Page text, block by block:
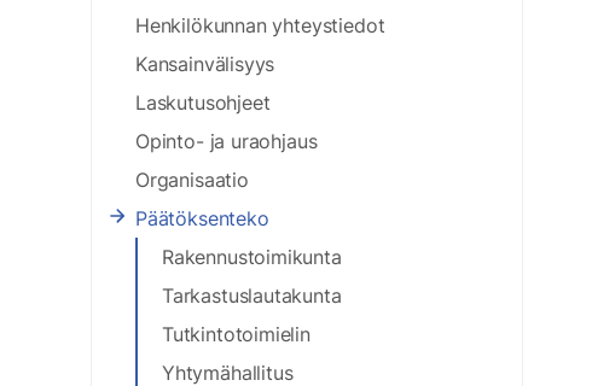
Henkilökunnan yhteystiedot
Kansainvälisyys
Laskutusohjeet
Opinto- ja uraohjaus
Organisaatio
Päätöksenteko
Rakennustoimikunta
Tarkastuslautakunta
Tutkintotoimielin
Yhtymähallitus